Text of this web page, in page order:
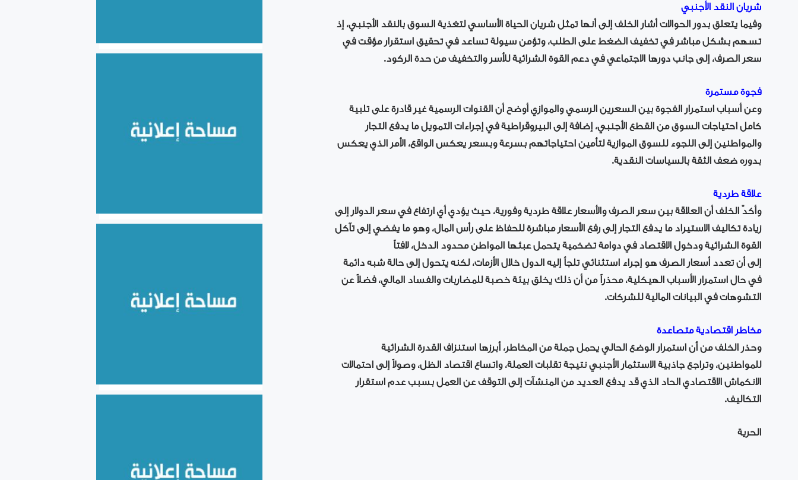
شريان النقد الأجنبي
وفيما يتعلق بدور الحوالات أشار الخلف إلى أنها تمثل شريان الحياة الأساسي لتغذية السوق بالنقد الأجنبي، إذ
تسهم بشكل مباشر في تخفيف الضغط على الطلب، وتؤمن سيولة تساعد في تحقيق استقرار مؤقت في
سعر الصرف، إلى جانب دورها الاجتماعي في دعم القوة الشرائية للأسر والتخفيف من حدة الركود.
فجوة مستمرة
وعن أسباب استمرار الفجوة بين السعرين الرسمي والموازي أوضح أن القنوات الرسمية غير قادرة على تلبية
كامل احتياجات السوق من القطع الأجنبي، إضافة إلى البيروقراطية في إجراءات التمويل ما يدفع التجار
والمواطنين إلى اللجوء للسوق الموازية لتأمين احتياجاتهم بسرعة وبسعر يعكس الواقع، الأمر الذي يعكس
بدوره ضعف الثقة بالسياسات النقدية.
علاقة طردية
وأكدّ الخلف أن العلاقة بين سعر الصرف والأسعار علاقة طردية وفورية، حيث يؤدي أي ارتفاع في سعر الدولار إلى
زيادة تكاليف الاستيراد ما يدفع التجار إلى رفع الأسعار مباشرة للحفاظ على رأس المال، وهو ما يفضي إلى تآكل
القوة الشرائية ودخول الاقتصاد في دوامة تضخمية يتحمل عبئها المواطن محدود الدخل، لافتاً
إلى أن تعدد أسعار الصرف هو إجراء استثنائي تلجأ إليه الدول خلال الأزمات، لكنه يتحول إلى حالة شبه دائمة
في حال استمرار الأسباب الهيكلية، محذراً من أن ذلك يخلق بيئة خصبة للمضاربات والفساد المالي، فضلاً عن
التشوهات في البيانات المالية للشركات.
مخاطر اقتصادية متصاعدة
وحذر الخلف من أن استمرار الوضع الحالي يحمل جملة من المخاطر، أبرزها استنزاف القدرة الشرائية
للمواطنين، وتراجع جاذبية الاستثمار الأجنبي نتيجة تقلبات العملة، واتساع اقتصاد الظل، وصولاً إلى احتمالات
الانكماش الاقتصادي الحاد الذي قد يدفع العديد من المنشآت إلى التوقف عن العمل بسبب عدم استقرار
التكاليف.
الحرية